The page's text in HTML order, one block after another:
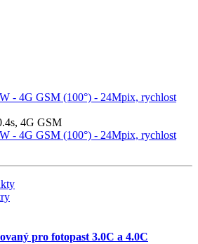
4G GSM
pro fotopast 3.0C a 4.0C